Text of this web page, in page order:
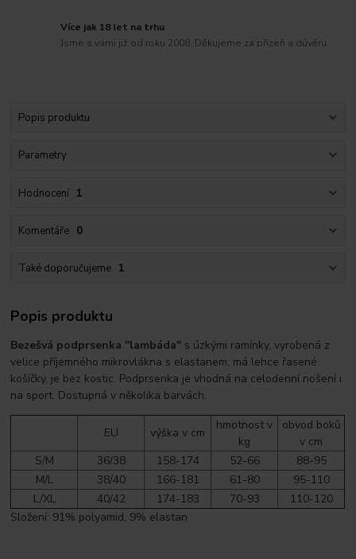
Více jak 18 let na trhu
Jsme s vámi již od roku 2008. Děkujeme za přízeň a důvěru.
Popis produktu
Parametry
Hodnocení 1
Komentáře 0
Také doporučujeme 1
Popis produktu
Bezešvá podprsenka "lambáda" s úzkými ramínky, vyrobená z
velice příjemného mikrovlákna s elastanem, má lehce řasené
košíčky, je bez kostic. Podprsenka je vhodná na celodenní nošení i
na sport. Dostupná v několika barvách.
EU výška v cm
hmotnost v
kg
obvod boků
v cm
S/M
36/38 158-174 52-66
88-95
M/L
38/40 166-181 61-80
95-110
L/XL
40/42 174-183 70-93
110-120
Složení: 91% polyamid, 9% elastan